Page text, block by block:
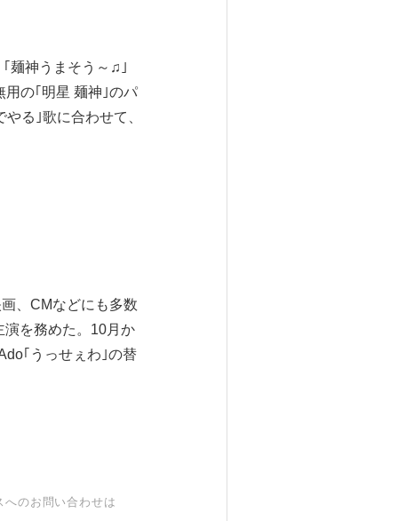
麺神うまそう～♫｣
の｢明星 麺神｣のパ
る｣歌に合わせて、
、CMなどにも多数
演を務めた。10月か
｢うっせぇわ｣の替
のお問い合わせは